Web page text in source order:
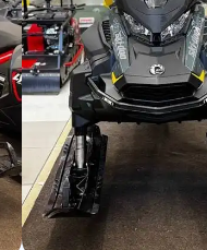
Снегоходы в других городах:
Екатеринбург,Красноярск,
Омск,Пермь ,Тюмень,
Мансийск.
Закажем и привезём то,
вам всего за 45 дней из
Оставьте заявку на
нам сами, чтобы
Не нашли